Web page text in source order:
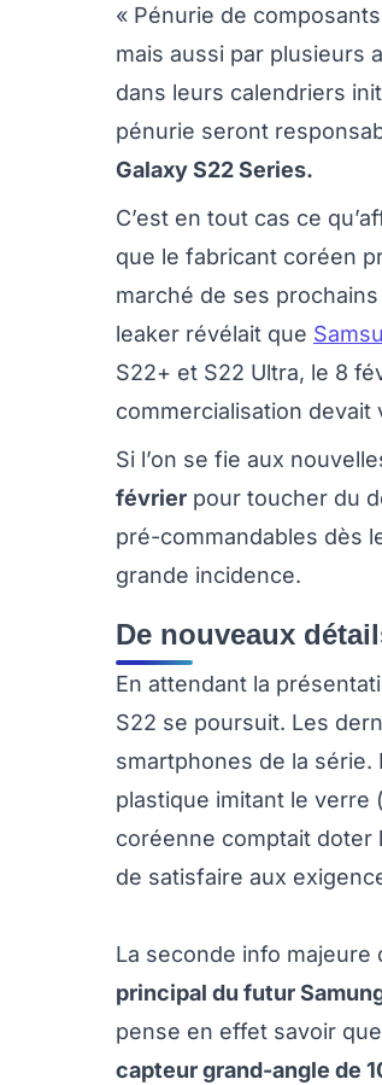
« Pénurie de
mais aussi par plusieurs
dans leurs calendriers
pénurie seront
Galaxy S22 Series.
C’est en tout cas ce
que le fabricant coréen
marché de ses
leaker révélait que
S22+ et S22 Ultra, le 8
commercialisation devait
Si l’on se fie aux
février pour toucher du
pré-commandables dès
grande incidence.
De nouveaux
En attendant la
S22 se poursuit. Les
smartphones de la série.
plastique imitant le verre
coréenne comptait doter
de satisfaire aux
La seconde info
principal du futur
pense en effet savoir
capteur grand-angle de